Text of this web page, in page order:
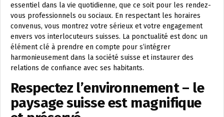
essentiel dans la vie quotidienne, que ce soit pour les rendez-
vous professionnels ou sociaux. En respectant les horaires
convenus, vous montrez votre sérieux et votre engagement
envers vos interlocuteurs suisses. La ponctualité est donc un
élément clé à prendre en compte pour s’intégrer
harmonieusement dans la société suisse et instaurer des
relations de confiance avec ses habitants.
Respectez l’environnement – le
paysage suisse est magnifique